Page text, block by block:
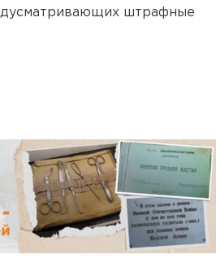
штрафные